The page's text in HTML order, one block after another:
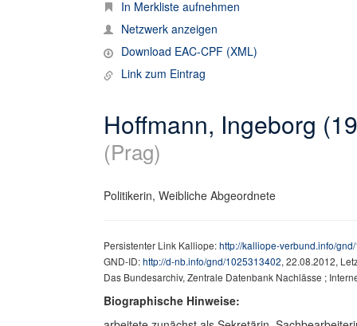
In Merkliste aufnehmen
Netzwerk anzeigen
Download EAC-CPF (XML)
Link zum Eintrag
Hoffmann, Ingeborg
(Prag)
Politikerin, Weibliche Abgeordnete
Persistenter Link Kalliope:http://kalliope-verbund.info/
GND-ID:http://d-nb.info/gnd/1025313402, 22.08.2012,
Das Bundesarchiv, Zentrale Datenbank Nachlässe ;
Biographische Hinweise: